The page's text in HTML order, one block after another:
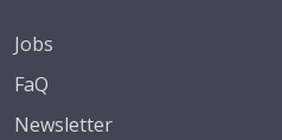
Jobs
FaQ
Newsletter